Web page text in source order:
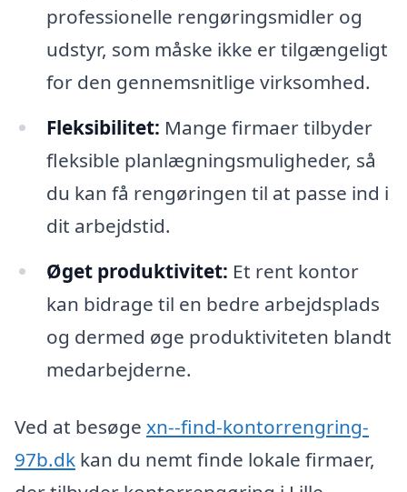
professionelle rengøringsmidler og
udstyr, som måske ikke er tilgængeligt
for den gennemsnitlige virksomhed.
Fleksibilitet: Mange firmaer tilbyder
fleksible planlægningsmuligheder, så
du kan få rengøringen til at passe ind i
dit arbejdstid.
Øget produktivitet: Et rent kontor
kan bidrage til en bedre arbejdsplads
og dermed øge produktiviteten blandt
medarbejderne.
Ved at besøge xn--find-kontorrengring-
97b.dk kan du nemt finde lokale firmaer,